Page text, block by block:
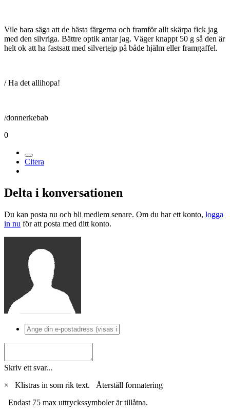
Vile bara säga att de bästa färgerna och framför allt skärpa fick jag
med den silvriga. Bättre optik antar jag. Väger knappt 50 g så den är
helt ok att ha fastsatt med silvertejp på både hjälm eller framgaffel.
/ Ha det allihopa!
/donnerkebab
0
Citera
Delta i konversationen
Du kan posta nu och bli medlem senare. Om du har ett konto, logga
in nu för att posta med ditt konto.
Skriv ett svar...
×
Klistras in som rik text. Återställ formatering
Endast 75 max uttryckssymboler är tillåtna.